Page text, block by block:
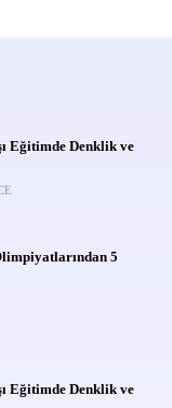
Eğitimde Denklik ve
5
Eğitimde Denklik ve